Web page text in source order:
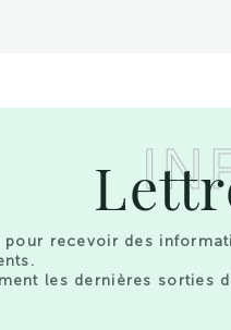
recevoir des
les dernières sorties